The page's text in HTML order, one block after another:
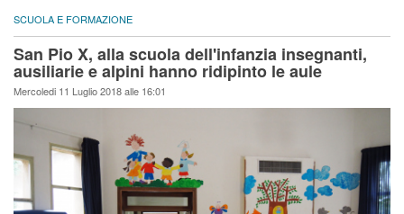
SCUOLA E FORMAZIONE
San Pio X, alla scuola dell'infanzia insegnanti,
ausiliarie e alpini hanno ridipinto le aule
Mercoledi 11 Luglio 2018 alle 16:01